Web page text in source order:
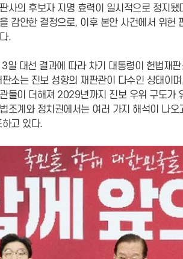
사의 후보자 지명 효력이 일시적으로 정지
감안한 결정으로, 이후 본안 사건에서 위헌
.
일 대선 결과에 따라 차기 대통령이 헌법재
소는 진보 성향의 재판관이 다수인 상태이
들이 더해져 2029년까지 진보 우위 구도가
조계와 정치권에서는 여러 가지 해석이 나
고 있다.